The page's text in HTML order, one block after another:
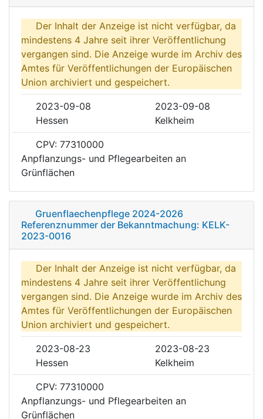
Der Inhalt der Anzeige ist nicht verfügbar, da
mindestens 4 Jahre seit ihrer Veröffentlichung
vergangen sind. Die Anzeige wurde im Archiv des
Amtes für Veröffentlichungen der Europäischen
Union archiviert und gespeichert.
2023-09-08
2023-09-08
Hessen
Kelkheim
CPV: 77310000
Anpflanzungs- und Pflegearbeiten an
Grünflächen
Gruenflaechenpflege 2024-2026
Referenznummer der Bekanntmachung: KELK-
2023-0016
Der Inhalt der Anzeige ist nicht verfügbar, da
mindestens 4 Jahre seit ihrer Veröffentlichung
vergangen sind. Die Anzeige wurde im Archiv des
Amtes für Veröffentlichungen der Europäischen
Union archiviert und gespeichert.
2023-08-23
2023-08-23
Hessen
Kelkheim
CPV: 77310000
Anpflanzungs- und Pflegearbeiten an
Grünflächen